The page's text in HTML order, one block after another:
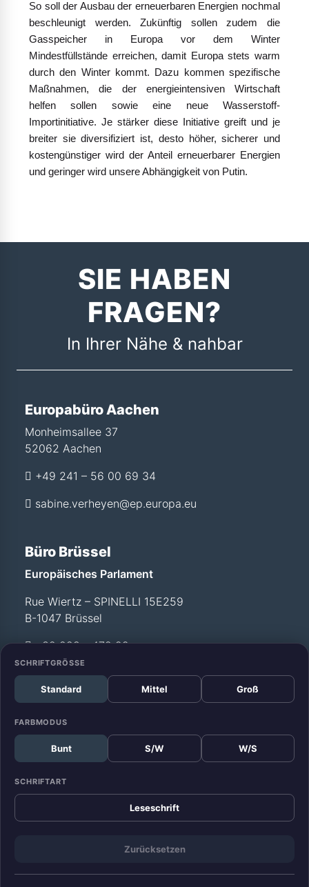
SCHRIFTGRÖSSE
Standard Mittel Groß
FARBMODUS
Bunt S/W W/S
SCHRIFTART
Leseschrift
Zurücksetzen
So soll der Ausbau der erneuerbaren Energien nochmal
beschleunigt werden. Zukünftig sollen zudem die
Gasspeicher in Europa vor dem Winter
Mindestfüllstände erreichen, damit Europa stets warm
durch den Winter kommt. Dazu kommen spezifische
Maßnahmen, die der energieintensiven Wirtschaft
helfen sollen sowie eine neue Wasserstoff-
Importinitiative. Je stärker diese Initiative greift und je
breiter sie diversifiziert ist, desto höher, sicherer und
kostengünstiger wird der Anteil erneuerbarer Energien
und geringer wird unsere Abhängigkeit von Putin.
SIE HABEN
FRAGEN?
In Ihrer Nähe & nahbar
Europabüro Aachen
Monheimsallee 37
52062 Aachen
+49 241 – 56 00 69 34
sabine.verheyen@ep.europa.eu
Büro Brüssel
Europäisches Parlament
Rue Wiertz – SPINELLI 15E259
B-1047 Brüssel
+32 228 - 472 99
Büro Straßburg
Europäisches Parlament
Allée du Printemps –
WEISS T12 029
F-67070 Straßburg
+33 388 - 17 52 99